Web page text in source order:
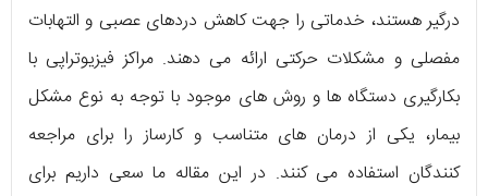
درگیر هستند، خدماتی را جهت کاهش دردهای عصبی و التهابات
مفصلی و مشکلات حرکتی ارائه می دهند. مراکز فیزیوتراپی با
بکارگیری دستگاه ها و روش های موجود با توجه به نوع مشکل
بیمار، یکی از درمان های متناسب و کارساز را برای مراجعه
کنندگان استفاده می کنند. در این مقاله ما سعی داریم برای